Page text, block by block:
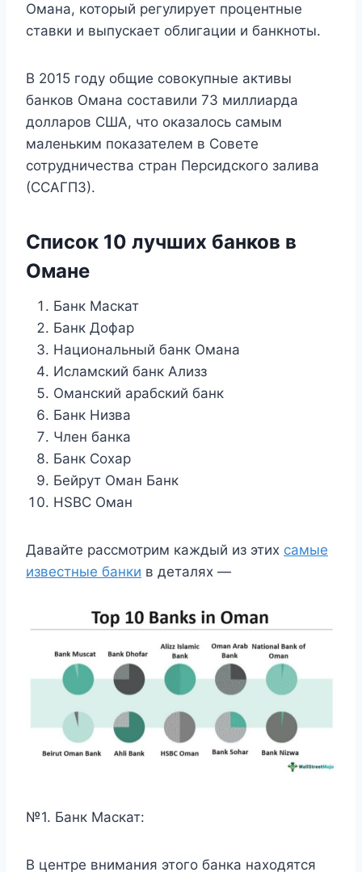
Омана, который регулирует процентные
ставки и выпускает облигации и банкноты.
В 2015 году общие совокупные активы
банков Омана составили 73 миллиарда
долларов США, что оказалось самым
маленьким показателем в Совете
сотрудничества стран Персидского залива
(ССАГПЗ).
Список 10 лучших банков в
Омане
Банк Маскат
Банк Дофар
Национальный банк Омана
Исламский банк Ализз
Оманский арабский банк
Банк Низва
Член банка
Банк Сохар
Бейрут Оман Банк
HSBC Оман
Давайте рассмотрим каждый из этих самые
известные банки в деталях —
№1. Банк Маскат:
В центре внимания этого банка находятся